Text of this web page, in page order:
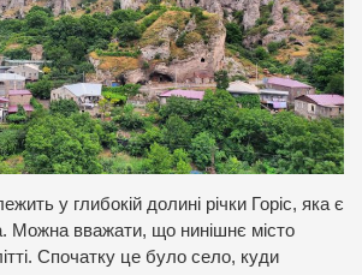
у глибокій долині річки Горіс, яка є
Можна вважати, що нинішнє місто
Спочатку це було село, куди